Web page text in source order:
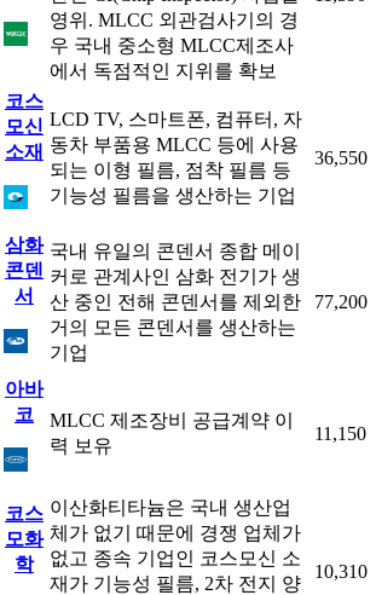
영위. MLCC 외관검사기의 경
우 국내 중소형 MLCC제조사
에서 독점적인 지위를 확보
코스
모신
소재
LCD TV, 스마트폰, 컴퓨터, 자
동차 부품용 MLCC 등에 사용
되는 이형 필름, 점착 필름 등
기능성 필름을 생산하는 기업
36,550
삼화
콘덴
서
국내 유일의 콘덴서 종합 메이
커로 관계사인 삼화 전기가 생
산 중인 전해 콘덴서를 제외한
거의 모든 콘덴서를 생산하는
기업
77,200
아바
코
MLCC 제조장비 공급계약 이
력 보유
11,150
코스
모화
학
이산화티타늄은 국내 생산업
체가 없기 때문에 경쟁 업체가
없고 종속 기업인 코스모신 소
재가 기능성 필름, 2차 전지 양
10,310